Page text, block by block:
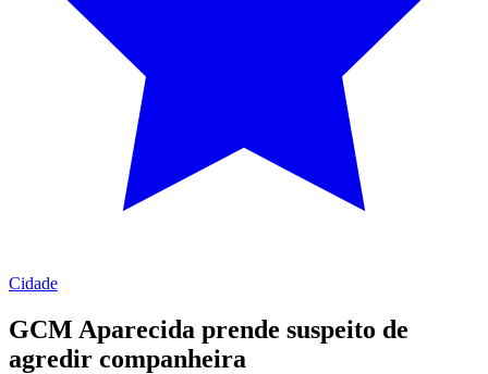
Cidade
GCM Aparecida prende suspeito de
agredir companheira